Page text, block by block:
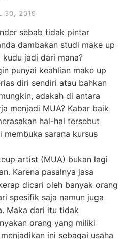
30, 2019
sebab tidak pintar
dambakan studi make up
jadi dari mana?
punyai keahlian make up
diri sendiri atau bahkan
adakah di antara
menjadi MUA? Kabar baik
hal-hal tersebut
membuka sarana kursus
artist (MUA) bukan lagi
Karena pasalnya jasa
dicari oleh banyak orang
spesifik saja namun juga
Maka dari itu tidak
orang yang miliki
ini sebagai usaha